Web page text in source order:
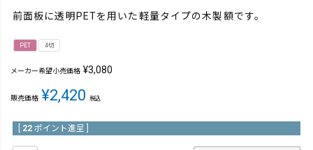
前面板に透明PETを用いた軽量タイプの木製額です。
PET 4切
メーカー希望小売価格 ¥3,080
販売価格 ¥2,420 税込
22 ポイント進呈 ]